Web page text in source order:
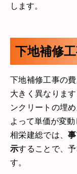
します。
下地補修
下地補修工事の
大きく異なりま
ンクリートの埋
よって単価が変動
相栄建総では、
示することで、
す。